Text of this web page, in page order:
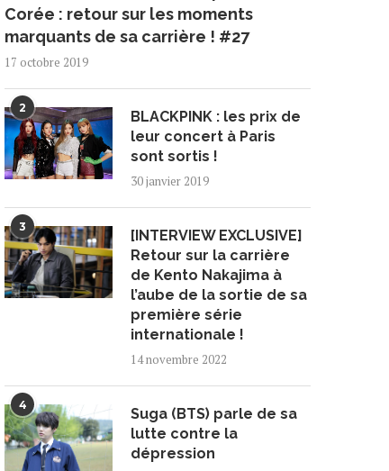
Corée : retour sur les moments
marquants de sa carrière ! #27
17 octobre 2019
2
BLACKPINK : les prix de
leur concert à Paris
sont sortis !
30 janvier 2019
3
[INTERVIEW EXCLUSIVE]
Retour sur la carrière
de Kento Nakajima à
l’aube de la sortie de sa
première série
internationale !
14 novembre 2022
4
Suga (BTS) parle de sa
lutte contre la
dépression